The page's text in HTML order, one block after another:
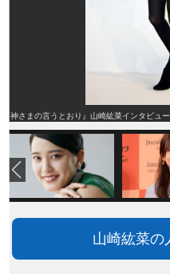
『神さまの言うとおり』山崎紘菜インタビュ
山崎紘菜の